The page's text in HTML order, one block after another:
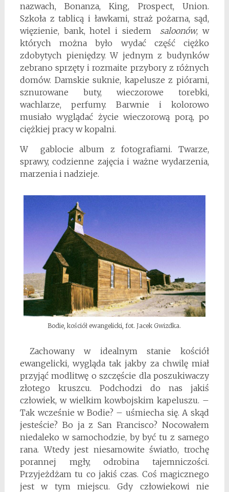
nazwach, Bonanza, King, Prospect, Union.
Szkoła z tablicą i ławkami, straż pożarna, sąd,
więzienie, bank, hotel i siedem saloonów, w
których można było wydać część ciężko
zdobytych pieniędzy. W jednym z budynków
zebrano sprzęty i rozmaite przybory z różnych
domów. Damskie suknie, kapelusze z piórami,
sznurowane buty, wieczorowe torebki,
wachlarze, perfumy. Barwnie i kolorowo
musiało wyglądać życie wieczorową porą, po
ciężkiej pracy w kopalni.
W gablocie album z fotografiami. Twarze,
sprawy, codzienne zajęcia i ważne wydarzenia,
marzenia i nadzieje.
Bodie, kościół ewangelicki, fot. Jacek Gwizdka.
Zachowany w idealnym stanie kościół
ewangelicki, wygląda tak jakby za chwilę miał
przyjąć modlitwę o szczęście dla poszukiwaczy
złotego kruszcu. Podchodzi do nas jakiś
człowiek, w wielkim kowbojskim kapeluszu. –
Tak wcześnie w Bodie? – uśmiecha się. A skąd
jesteście? Bo ja z San Francisco? Nocowałem
niedaleko w samochodzie, by być tu z samego
rana. Wtedy jest niesamowite światło, trochę
porannej mgły, odrobina tajemniczości.
Przyjeżdżam tu co jakiś czas. Coś magicznego
jest w tym miejscu. Gdy człowiekowi nie